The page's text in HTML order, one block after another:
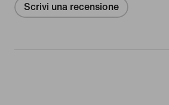
Scrivi una recensione